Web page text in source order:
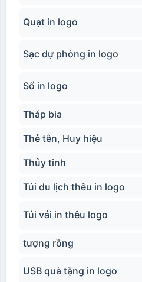
Quạt in logo
Sạc dự phòng in logo
Sổ in logo
Tháp bia
Thẻ tên, Huy hiệu
Thủy tinh
Túi du lịch thêu in logo
Túi vải in thêu logo
tượng rồng
USB quà tặng in logo